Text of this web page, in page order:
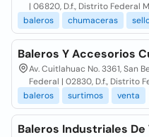
| 06820, D.f., Distrito Federal
baleros
chumaceras
Baleros Y Accesorios
Av. Cuitlahuac No. 3361, San
Federal | 02830, D.f., Distrito
baleros
surtimos venta
Baleros Industriales De